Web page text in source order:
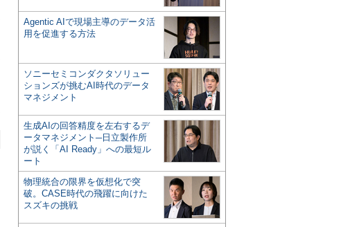
Agentic AIで現場主導のデータ活
用を促進する方法
ソニーセミコンダクタソリュー
ションズが挑むAI時代のデータ
マネジメント
生成AIの回答精度を左右するデ
ータマネジメント─日立製作所
が説く「AI Ready」への最短ル
ート
物理統合の限界を仮想化で突
破。CASE時代の飛躍に向けた
スズキの挑戦